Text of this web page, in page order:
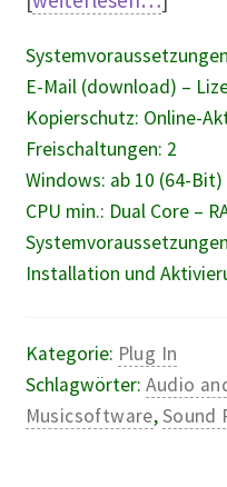
E-Mail (download) –
Kopierschutz: Online-
Freischaltungen: 2
Windows: ab 10 (64-Bit)
CPU min.: Dual Core –
Installation und
Kategorie: Plug In
Schlagwörter: Audio
Musicsoftware,Sound